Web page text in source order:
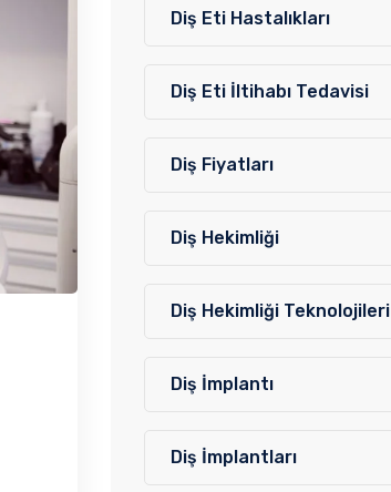
Diş Eti Hastalıkları
Diş Eti İltihabı Tedavisi
Diş Fiyatları
Diş Hekimliği
Diş Hekimliği Teknolojileri
Diş İmplantı
Diş İmplantları